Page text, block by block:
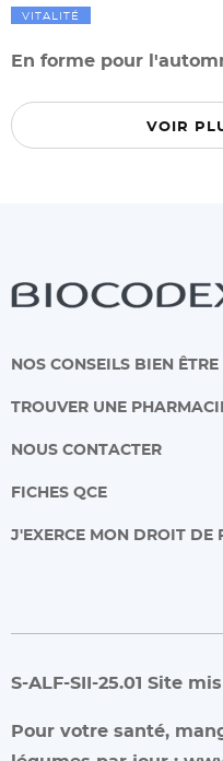
VITALITÉ
En forme pour
VOIR
NOS CONSEILS BIEN ÊTRE
TROUVER UNE
NOUS CONTACTER
FICHES QCE
J'EXERCE MON DROIT DE
S-ALF-SII-25.01 Site
Pour votre santé,